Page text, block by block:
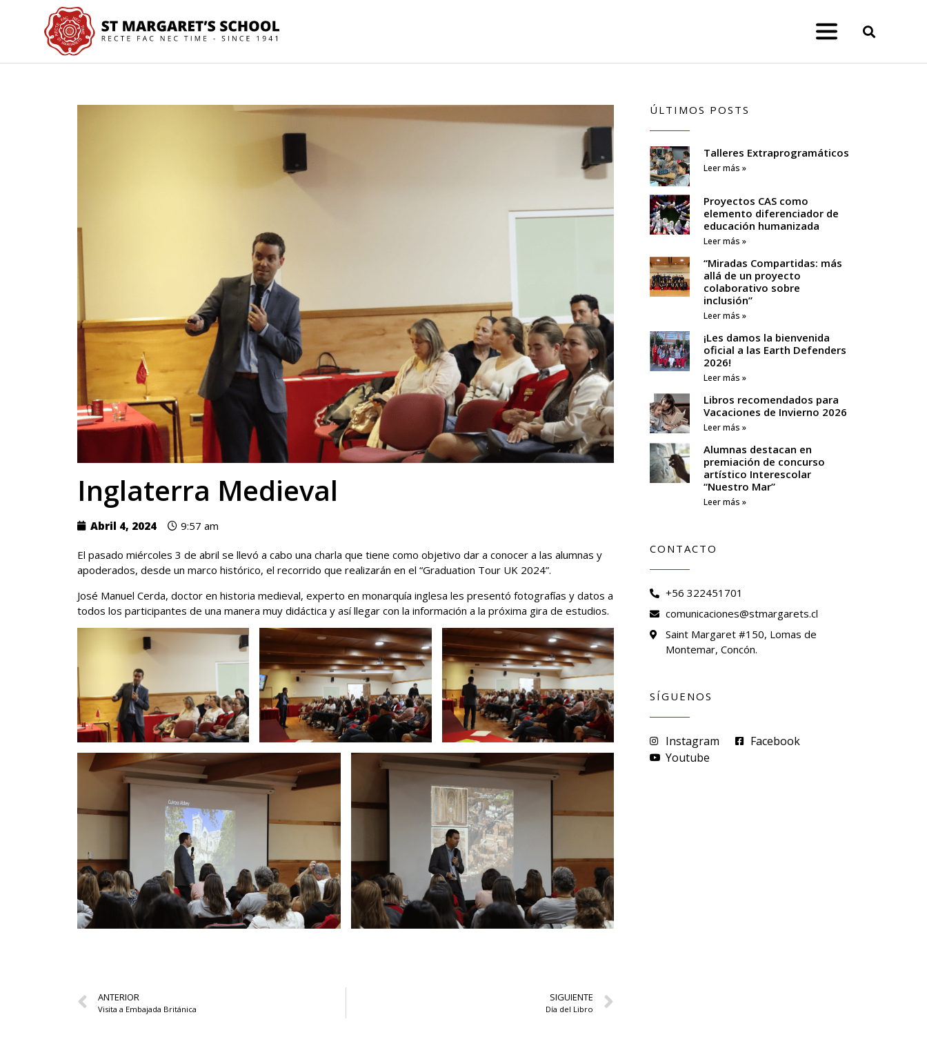
Inglaterra Medieval
Abril 4, 2024 9:57 am
El pasado miércoles 3 de abril se llevó a cabo una charla que tiene como objetivo dar a conocer a las alumnas y
apoderados, desde un marco histórico, el recorrido que realizarán en el “Graduation Tour UK 2024”.
José Manuel Cerda, doctor en historia medieval, experto en monarquía inglesa les presentó fotografías y datos a
todos los participantes de una manera muy didáctica y así llegar con la información a la próxima gira de estudios.
ANTERIOR
Visita a Embajada Británica
SIGUIENTE
Día del Libro
ÚLTIMOS POSTS
Talleres Extraprogramáticos
Leer más »
Proyectos CAS como
elemento diferenciador de
educación humanizada
Leer más »
“Miradas Compartidas: más
allá de un proyecto
colaborativo sobre
inclusión”
Leer más »
¡Les damos la bienvenida
oficial a las Earth Defenders
2026!
Leer más »
Libros recomendados para
Vacaciones de Invierno 2026
Leer más »
Alumnas destacan en
premiación de concurso
artístico Interescolar
“Nuestro Mar”
Leer más »
CONTACTO
+56 322451701
comunicaciones@stmargarets.cl
Saint Margaret #150, Lomas de
Montemar, Concón.
SÍGUENOS
Instagram
Facebook
Youtube